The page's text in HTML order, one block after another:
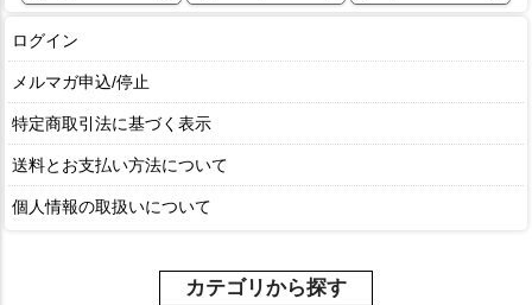
ログイン
メルマガ申込/停止
特定商取引法に基づく表示
送料とお支払い方法について
個人情報の取扱いについて
カテゴリから探す